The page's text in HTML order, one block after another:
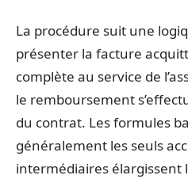
La procédure suit une
présenter la facture
complète au service de
le remboursement
du contrat. Les formules
généralement les seuls
intermédiaires élargissent